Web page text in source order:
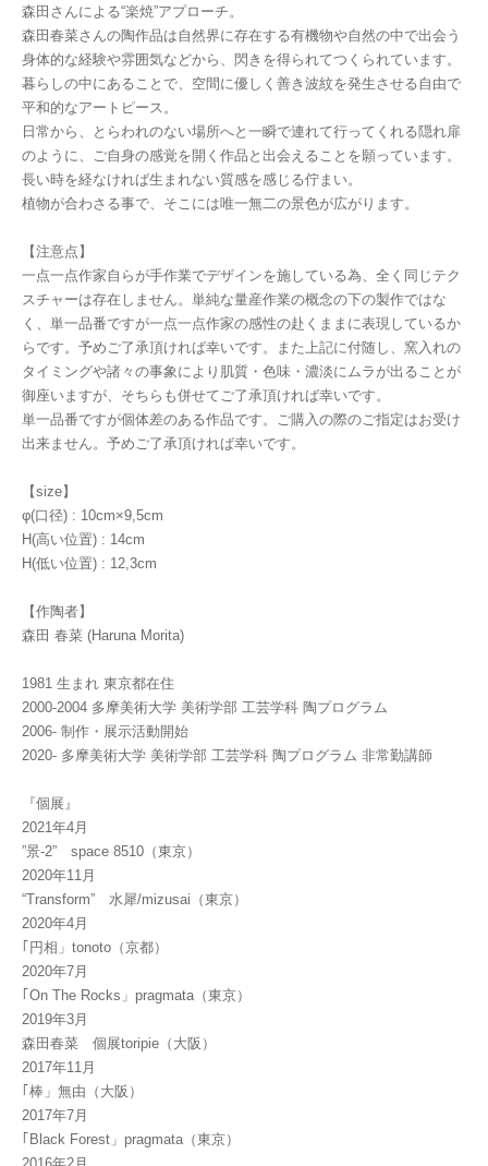
森田さんによる“楽焼”アプローチ。
森田春菜さんの陶作品は自然界に存在する有機物や自然の中で出会う
身体的な経験や雰囲気などから、閃きを得られてつくられています。
暮らしの中にあることで、空間に優しく善き波紋を発生させる自由で
平和的なアートピース。
日常から、とらわれのない場所へと一瞬で連れて行ってくれる隠れ扉
のように、ご自身の感覚を開く作品と出会えることを願っています。
長い時を経なければ生まれない質感を感じる佇まい。
植物が合わさる事で、そこには唯一無二の景色が広がります。
【注意点】
一点一点作家自らが手作業でデザインを施している為、全く同じテク
スチャーは存在しません。単純な量産作業の概念の下の製作ではな
く、単一品番ですが一点一点作家の感性の赴くままに表現しているか
らです。予めご了承頂ければ幸いです。また上記に付随し、窯入れの
タイミングや諸々の事象により肌質・色味・濃淡にムラが出ることが
御座いますが、そちらも併せてご了承頂ければ幸いです。
単一品番ですが個体差のある作品です。ご購入の際のご指定はお受け
出来ません。予めご了承頂ければ幸いです。
【size】
φ(口径) : 10cm×9,5cm
H(高い位置) : 14cm
H(低い位置) : 12,3cm
【作陶者】
森田 春菜 (Haruna Morita)
1981 生まれ 東京都在住
2000-2004 多摩美術大学 美術学部 工芸学科 陶プログラム
2006- 制作・展示活動開始
2020- 多摩美術大学 美術学部 工芸学科 陶プログラム 非常勤講師
『個展』
2021年4月
”景-2” space 8510（東京）
2020年11月
“Transform” 水犀/mizusai（東京）
2020年4月
｢円相」tonoto（京都）
2020年7月
｢On The Rocks」pragmata（東京）
2019年3月
森田春菜 個展toripie（大阪）
2017年11月
｢棒」無由（大阪）
2017年7月
｢Black Forest」pragmata（東京）